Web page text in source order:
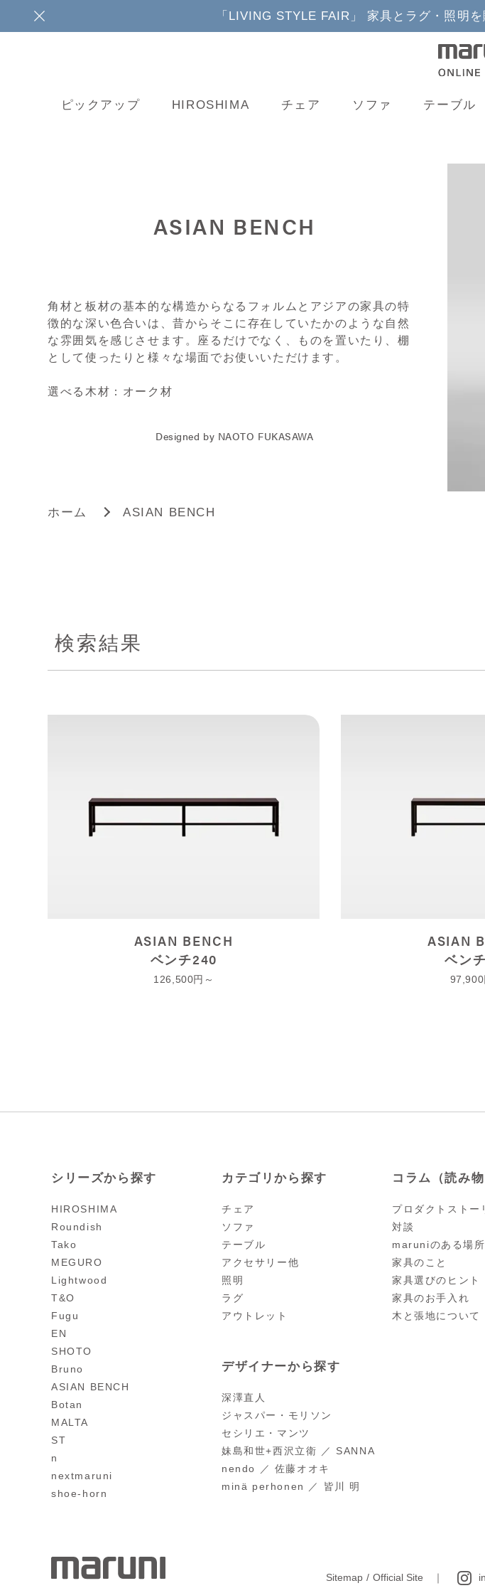
「LIVING STYLE FAIR」 家具とラグ・照明
ピックアップ HIROSHIMA チェア ソファ テーブル
ASIAN BENCH
角材と板材の基本的な構造からなるフォルムとアジアの家具の特
徴的な深い色合いは、昔からそこに存在していたかのような自然
な雰囲気を感じさせます。座るだけでなく、ものを置いたり、棚
として使ったりと様々な場面でお使いいただけます。
選べる木材：オーク材
Designed by NAOTO FUKASAWA
ホーム ASIAN BENCH
検索結果
ASIAN BENCH
ベンチ240
126,500
ASIAN
ベン
97,900
シリーズから探す
HIROSHIMA
Roundish
Tako
MEGURO
Lightwood
T&O
Fugu
EN
SHOTO
Bruno
ASIAN BENCH
Botan
MALTA
ST
n
nextmaruni
shoe-horn
カテゴリから探す
チェア
ソファ
テーブル
アクセサリー他
照明
ラグ
アウトレット
デザイナーから探す
深澤直人
ジャスパー・モリソン
セシリエ・マンツ
妹島和世+西沢立衛 ／ SANNA
nendo ／ 佐藤オオキ
minä perhonen ／ 皆川 明
コラム（読み物
プロダクトストー
対談
maruniのある場所
家具のこと
家具選びのヒント
家具のお手入れ
木と張地について
Sitemap Official Site